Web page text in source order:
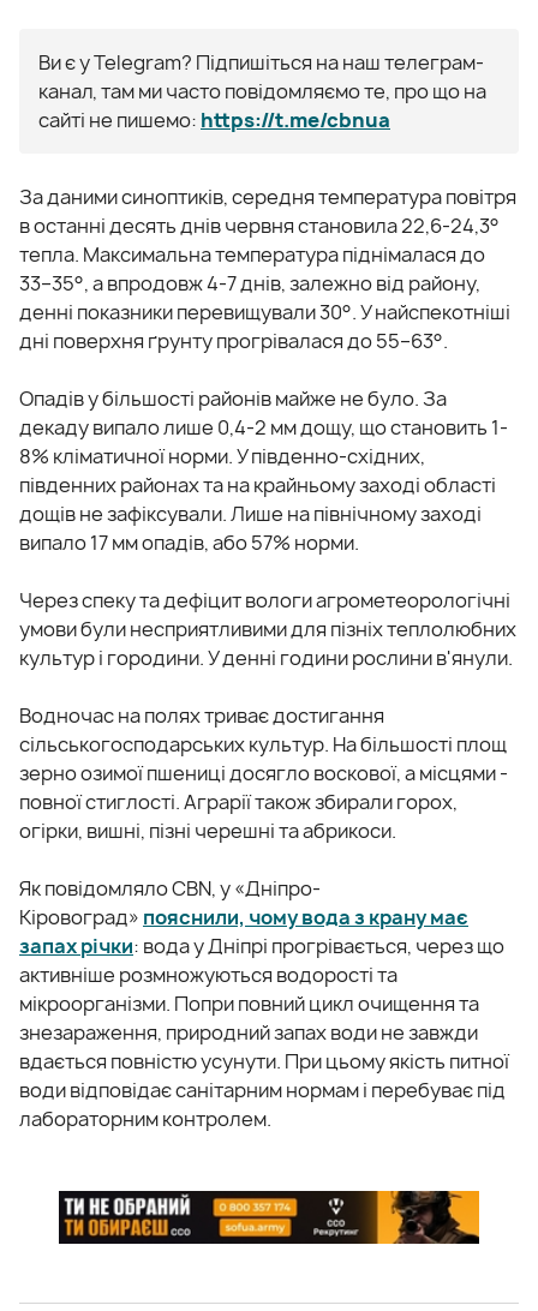
Ви є у Telegram? Підпишіться на наш телеграм-
канал, там ми часто повідомляємо те, про що на
сайті не пишемо: https://t.me/cbnua
За даними синоптиків, середня температура повітря
в останні десять днів червня становила 22,6-24,3°
тепла. Максимальна температура піднімалася до
33–35°, а впродовж 4-7 днів, залежно від району,
денні показники перевищували 30°. У найспекотніші
дні поверхня ґрунту прогрівалася до 55–63°.
Опадів у більшості районів майже не було. За
декаду випало лише 0,4-2 мм дощу, що становить 1-
8% кліматичної норми. У південно-східних,
південних районах та на крайньому заході області
дощів не зафіксували. Лише на північному заході
випало 17 мм опадів, або 57% норми.
Через спеку та дефіцит вологи агрометеорологічні
умови були несприятливими для пізніх теплолюбних
культур і городини. У денні години рослини в'янули.
Водночас на полях триває достигання
сільськогосподарських культур. На більшості площ
зерно озимої пшениці досягло воскової, а місцями -
повної стиглості. Аграрії також збирали горох,
огірки, вишні, пізні черешні та абрикоси.
Як повідомляло CBN, у «Дніпро-
Кіровоград» пояснили, чому вода з крану має
запах річки: вода у Дніпрі прогрівається, через що
активніше розмножуються водорості та
мікроорганізми. Попри повний цикл очищення та
знезараження, природний запах води не завжди
вдається повністю усунути. При цьому якість питної
води відповідає санітарним нормам і перебуває під
лабораторним контролем.